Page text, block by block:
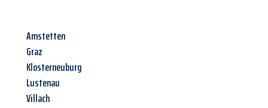
Amstetten
Graz
Klosterneuburg
Lustenau
Villach